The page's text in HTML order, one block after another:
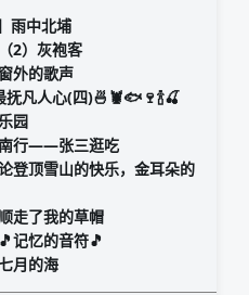
雨中北埔
2）灰袍客
外的歌声
凡人心(四)🍜🦞🐟🍷🍾🍒
园
行——张三逛吃
登顶雪山的快乐，金耳朵的
走了我的草帽
记忆的音符🎵
月的海